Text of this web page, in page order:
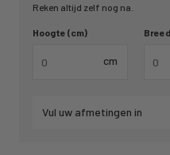
Reken altijd zelf nog na.
Hoogte (cm)
cm
Vul uw afmetingen in